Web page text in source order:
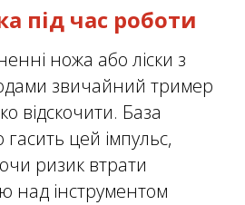
під час роботи
ножа або ліски з
звичайний тример
відскочити. База
гасить цей імпульс,
ризик втрати
над інструментом